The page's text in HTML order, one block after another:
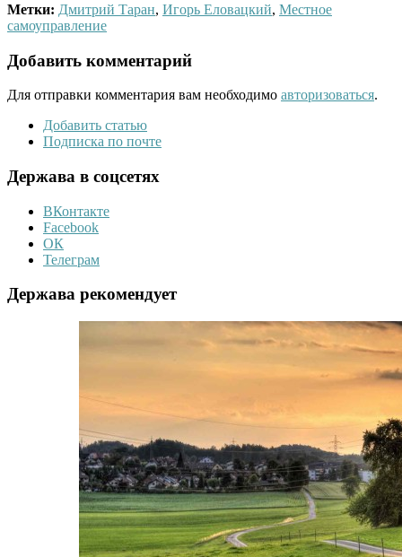
Метки: Дмитрий Таран, Игорь Еловацкий, Местное
самоуправление
Добавить комментарий
Для отправки комментария вам необходимо авторизоваться.
Добавить статью
Подписка по почте
Держава в соцсетях
ВКонтакте
Facebook
ОК
Телеграм
Держава рекомендует